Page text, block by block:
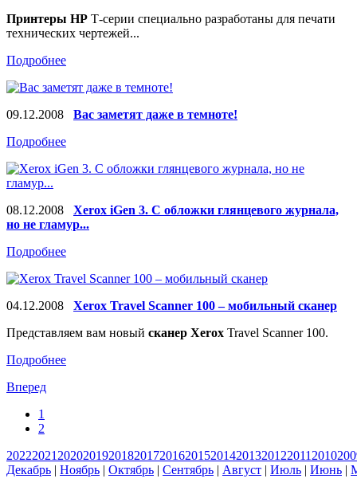
Принтеры НР Т-серии специально разработаны для печати
технических чертежей...
Подробнее
09.12.2008 Вас заметят даже в темноте!
Подробнее
08.12.2008 Xerox iGen 3. С обложки глянцевого журнала,
но не гламур...
Подробнее
04.12.2008 Xerox Travel Scanner 100 – мобильный сканер
Представляем вам новый сканер Xerox Travel Scanner 100.
Подробнее
Вперед
1
2
20222021 2020201920182017201620152014201320122011 2010
Декабрь | Ноябрь | Октябрь | Сентябрь | Август | Июль | Июнь |